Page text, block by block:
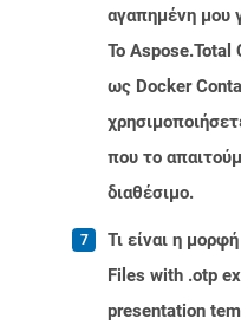
αγαπημένη μου
Το Aspose.Total
ως Docker
που το
διαθέσιμο.
Τι είναι η
Files with .otp
presentation